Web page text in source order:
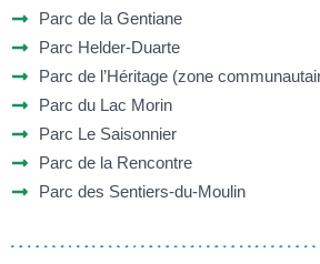
Parc de la Gentiane
Parc Helder-Duarte
Parc de l’Héritage (zone
Parc du Lac Morin
Parc Le Saisonnier
Parc de la Rencontre
Parc des Sentiers-du-Moulin